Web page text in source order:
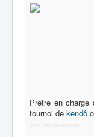
Prêtre en
tournoi de kendô
More Joomla Extensions